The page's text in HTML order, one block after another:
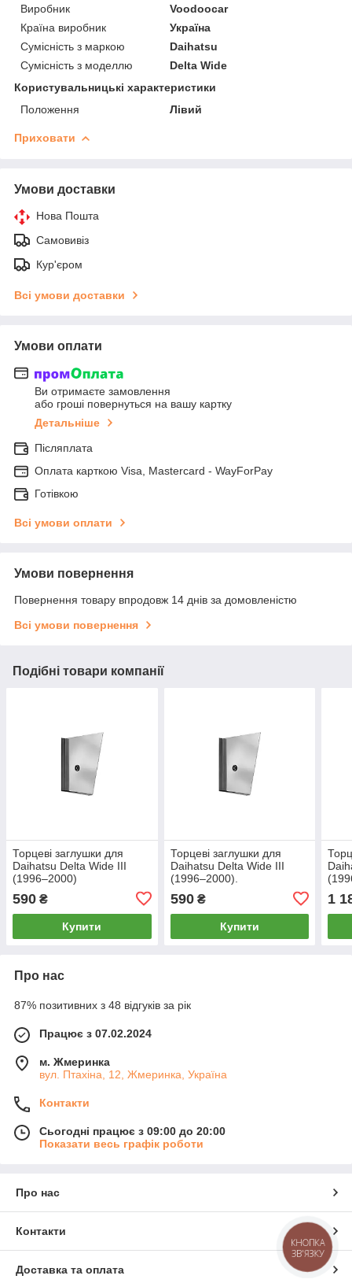
Виробник
Voodoocar
Країна виробник
Україна
Сумісність з маркою
Daihatsu
Сумісність з моделлю
Delta Wide
Користувальницькі характеристики
Положення
Лівий
Приховати
Умови доставки
Нова Пошта
Самовивіз
Кур'єром
Всі умови доставки
Умови оплати
Ви отримаєте замовлення
або гроші повернуться на вашу картку
Детальніше
Післяплата
Оплата карткою Visa, Mastercard - WayForPay
Готівкою
Всі умови оплати
Умови повернення
Повернення товару впродовж 14 днів за домовленістю
Всі умови повернення
Подібні товари компанії
Торцеві заглушки для
Daihatsu Delta Wide III
(1996–2000)
590 ₴
Купити
Торцеві заглушки для
Daihatsu Delta Wide III
(1996–2000).
590₴
Купити
1
Про нас
87% позитивних з 48 відгуків за рік
Працює з 07.02.2024
м. Жмеринка
вул. Птахіна, 12, Жмеринка, Україна
Контакти
Сьогодні працює з 09:00 до 20:00
Показати весь графік роботи
Про нас
Контакти
Доставка та оплата
КНОПКА
ЗВ'ЯЗКУ